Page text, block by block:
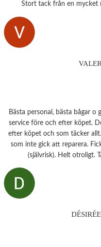
Stort tack från en
Bästa personal, bästa bågar o
service före och efter köpet.
efter köpet och som täcker
som inte gick att reparera.
(självrisk). Helt otroligt.